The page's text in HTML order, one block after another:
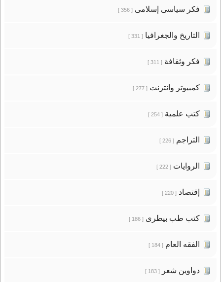
فكر سياسى إسلامى[ 356 ]
التاريخ والجغرافيا[ 331 ]
فكر وثقافة[ 311 ]
كمبيوتر وانترنت[ 277 ]
كتب علمية[ 254 ]
التراجم[ 226 ]
الروايات[ 222 ]
إقتصاد[ 220 ]
كتب طب بيطرى[ 186 ]
الفقه العام[ 184 ]
دواوين شعر[ 183 ]